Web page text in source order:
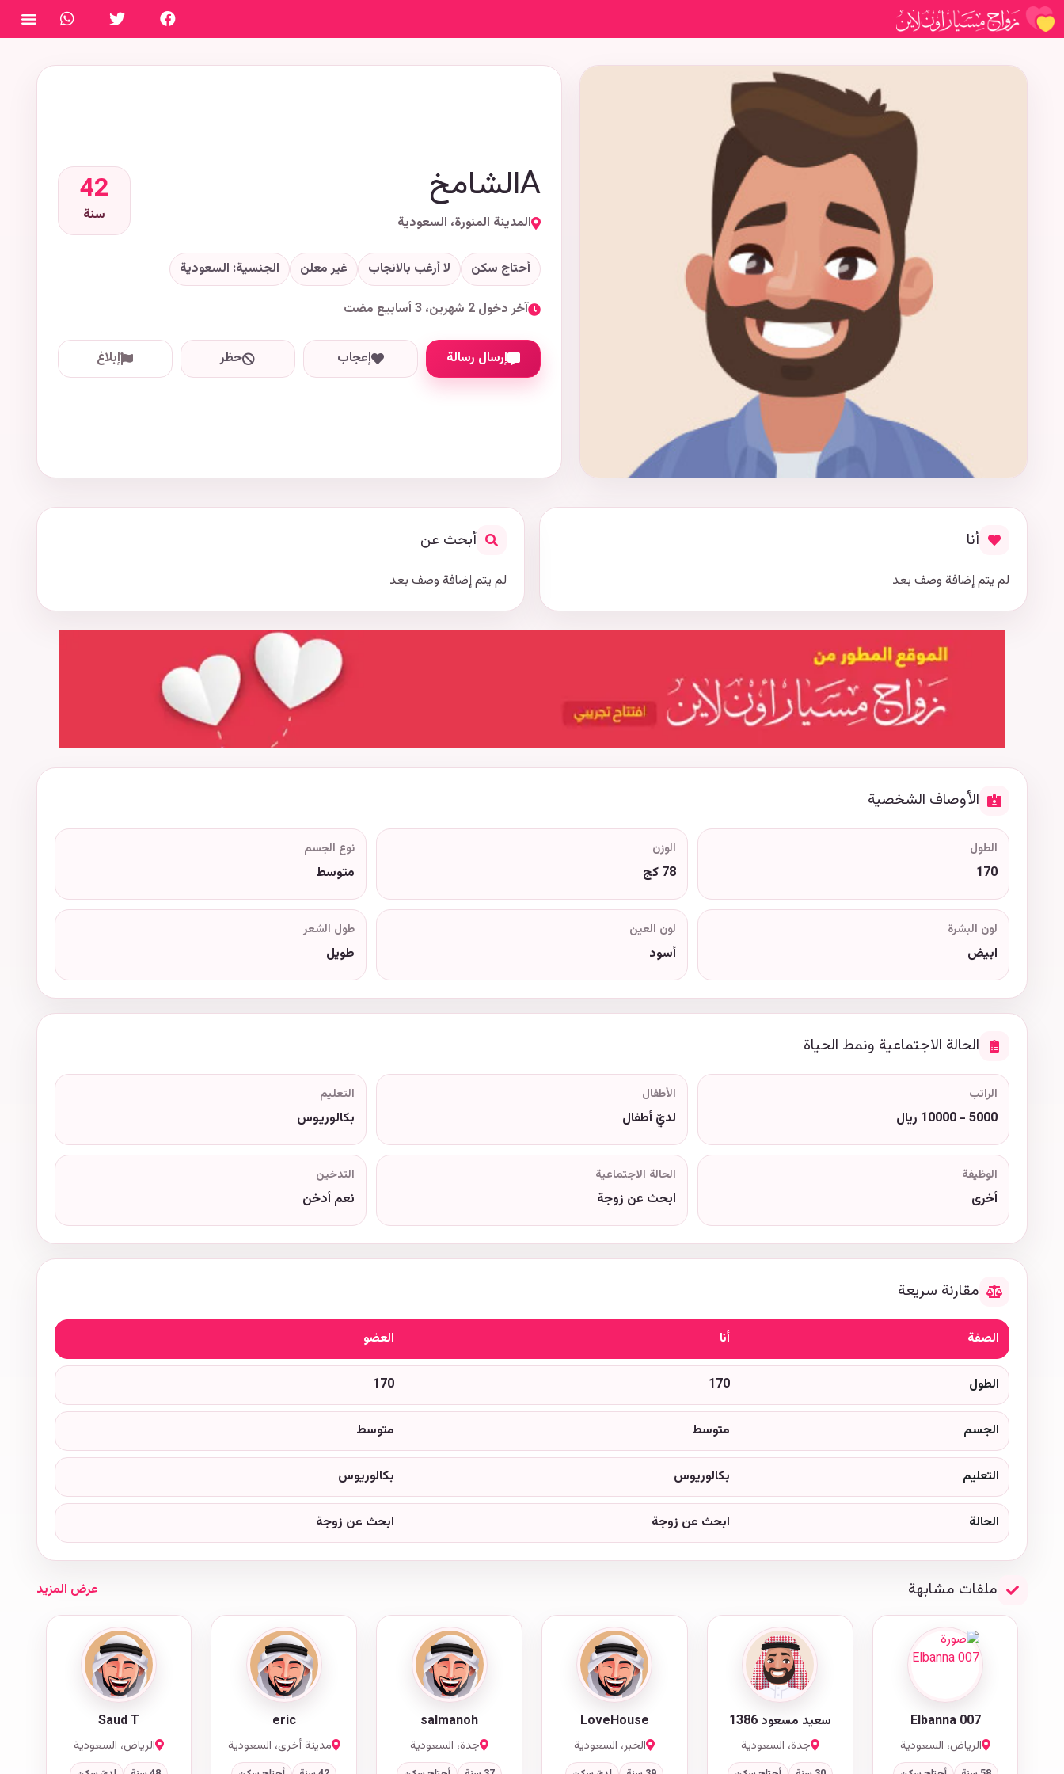
فتح
Aالشامخ
المدينة المنورة، السعودية
42
سنة
أحتاج سكن لا أرغب بالانجاب غير معلن الجنسية: السعودية
آخر دخول 2 شهرين، 3 أسابيع مضت
إرسال رسالة إعجاب حظر إبلاغ
أنا
لم يتم إضافة وصف بعد
أبحث عن
لم يتم إضافة وصف بعد
الأوصاف الشخصية
الطول
170
الوزن
78 كج
نوع الجسم
متوسط
لون البشرة
ابيض
لون العين
أسود
طول الشعر
طويل
الحالة الاجتماعية ونمط الحياة
الراتب
5000 - 10000 ريال
الأطفال
لديّ أطفال
التعليم
بكالوريوس
الوظيفة
أخرى
الحالة الاجتماعية
ابحث عن زوجة
التدخين
نعم أدخن
مقارنة سريعة
الصفة أنا العضو
الطول 170
170
الجسم متوسط متوسط
التعليم بكالوريوس بكالوريوس
الحالة ابحث عن زوجة ابحث عن زوجة
ملفات مشابهة عرض المزيد
Elbanna 007
الرياض، السعودية
سعيد مسعود 1386
جدة، السعودية
LoveHouse
الخبر، السعودية
salmanoh
جدة، السعودية
eric
مدينة أخرى، السعودية
Saud T
الرياض، السعودية